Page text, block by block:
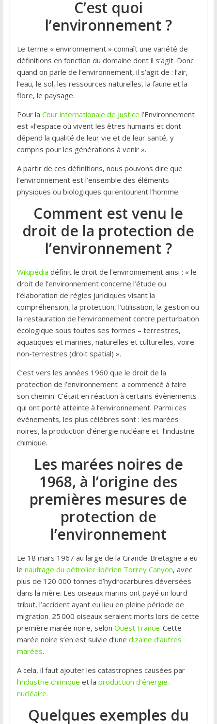
C’est quoi
l’environnement ?
Le terme « environnement » connaît une variété de
définitions en fonction du domaine dont il s’agit. Donc
quand on parle de l’environnement, il s’agit de : l’air,
l’eau, le sol, les ressources naturelles, la faune et la
flore, le paysage.
Pour la Cour internationale de Justice l’Environnement
est «l’espace où vivent les êtres humains et dont
dépend la qualité de leur vie et de leur santé, y
compris pour les générations à venir ».
A partir de ces définitions, nous pouvons dire que
l’environnement est l’ensemble des éléments
physiques ou biologiques qui entourent l’homme.
Comment est venu le
droit de la protection de
l’environnement ?
Wikipédia définit le droit de l’environnement ainsi : « le
droit de l’environnement concerne l’étude ou
l’élaboration de règles juridiques visant la
compréhension, la protection, l’utilisation, la gestion ou
la restauration de l’environnement contre perturbation
écologique sous toutes ses formes – terrestres,
aquatiques et marines, naturelles et culturelles, voire
non-terrestres (droit spatial) ».
C’est vers les années 1960 que le droit de la
protection de l’environnement a commencé à faire
son chemin. C’était en réaction à certains évènements
qui ont porté atteinte à l’environnement. Parmi ces
évènements, les plus célèbres sont : les marées
noires, la production d’énergie nucléaire et l’industrie
chimique.
Les marées noires de
1968, à l’origine des
premières mesures de
protection de
l’environnement
Le 18 mars 1967 au large de la Grande-Bretagne a eu
le naufrage du pétrolier libérien Torrey Canyon, avec
plus de 120 000 tonnes d’hydrocarbures déversées
dans la mère. Les oiseaux marins ont payé un lourd
tribut, l’accident ayant eu lieu en pleine période de
migration. 25 000 oiseaux seraient morts lors de cette
première marée noire, selon Ouest France. Cette
marée noire s’en est suivie d’une dizaine d’autres
marées.
A cela, il faut ajouter les catastrophes causées par
l’industrie chimique et la production d’énergie
nucléaire.
Quelques exemples du